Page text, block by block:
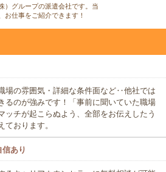
）グループの派遣会社です。当
お仕事をご紹介できます！
場の雰囲気・詳細な条件面など‥他社では
るのが強みです！「事前に聞いていた職場
ッチが起こらぬよう、全部をお伝えしたう
おります。
あり